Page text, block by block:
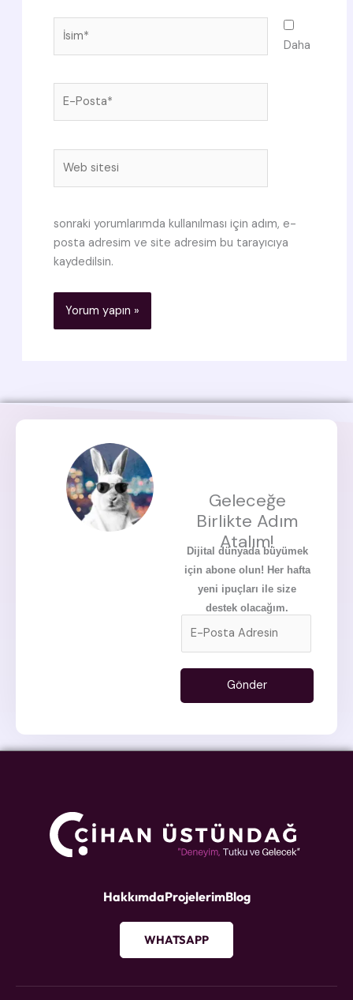
İsim*
sitesi
Daha
sonraki yorumlarımda kullanılması için adım, e-
posta adresim ve site adresim bu tarayıcıya
kaydedilsin.
Geleceğe
Birlikte Adım
Atalım!
Dijital dünyada büyümek
için abone olun! Her hafta
yeni ipuçları ile size
destek olacağım.
l
Gönder
HakkımdaProjelerimBlog
WHATSAPP